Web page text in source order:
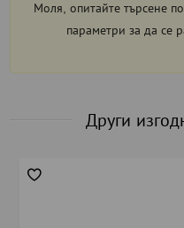
Моля, опитайте търсене
параметри за да се
Други